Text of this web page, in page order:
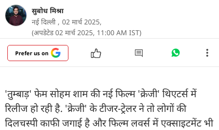
सुबोध मिश्रा
नई दिल्ली , 02 मार्च 2025,
(अपडेटेड 02 मार्च 2025, 11:00 AM IST)
Prefer us on
'तुम्बाड़' फेम सोहम शाम की नई फिल्म 'क्रेजी' थिएटर्स में
रिलीज हो रही है. 'क्रेजी' के टीजर-ट्रेलर ने तो लोगों की
दिलचस्पी काफी जगाई है और फिल्म लवर्स में एक्साइटमेंट भी